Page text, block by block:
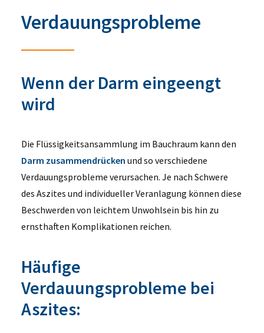
Verdauungsprobleme
Wenn der Darm eingeengt
wird
Die Flüssigkeitsansammlung im Bauchraum kann den
Darm zusammendrücken und so verschiedene
Verdauungsprobleme verursachen. Je nach Schwere
des Aszites und individueller Veranlagung können diese
Beschwerden von leichtem Unwohlsein bis hin zu
ernsthaften Komplikationen reichen.
Häufige
Verdauungsprobleme bei
Aszites: